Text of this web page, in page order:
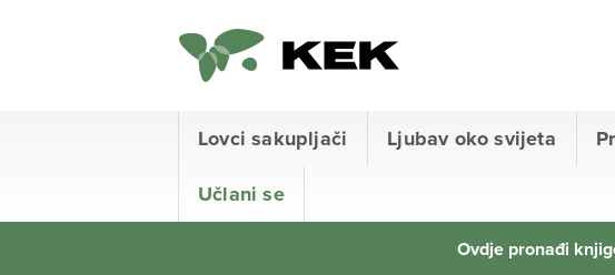
Lovci sakupljači Ljubav oko svijeta
Učlani se
Ovdje pronađi